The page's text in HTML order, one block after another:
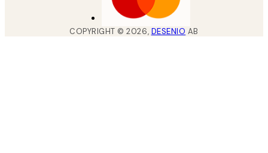
COPYRIGHT ©2026, DESENIO AB